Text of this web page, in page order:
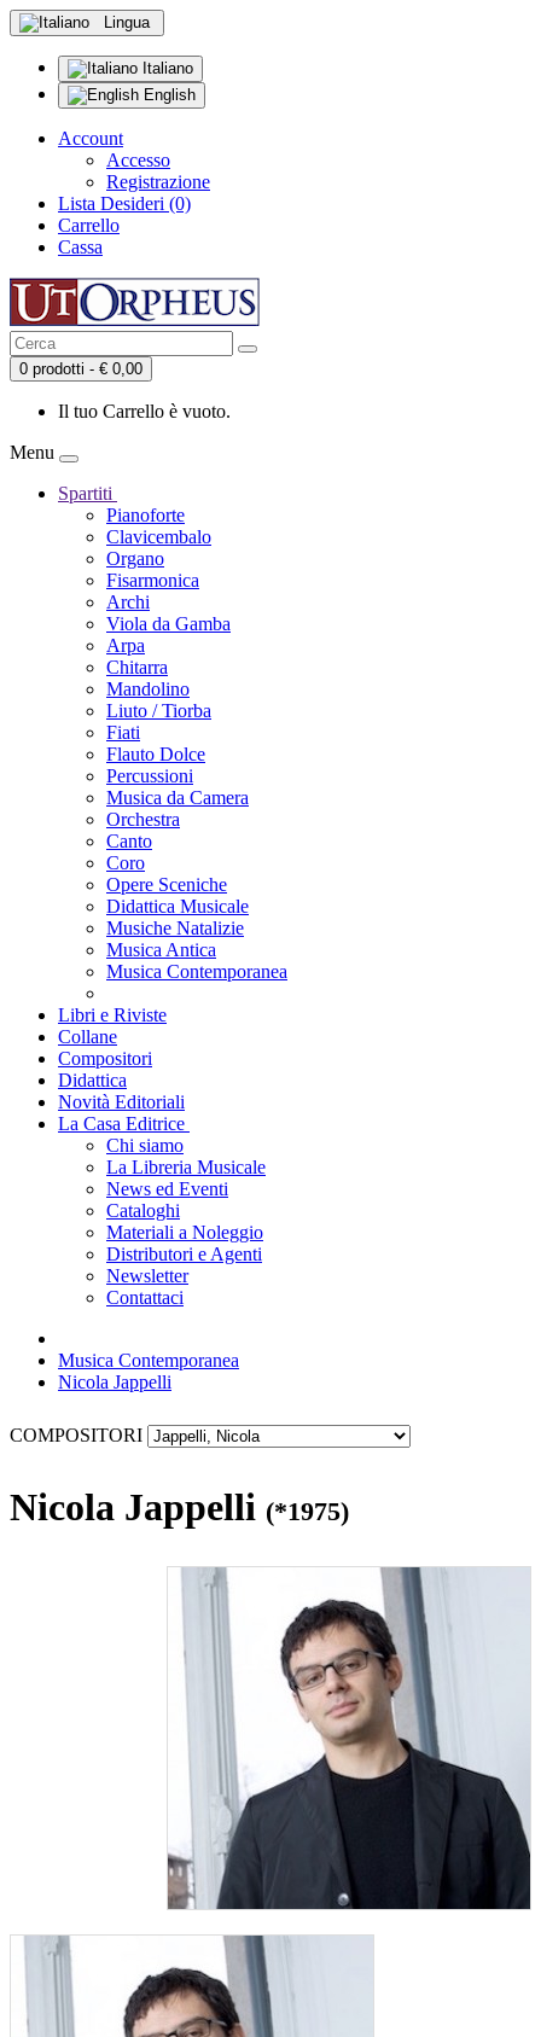
Lingua
Italiano
English
Account
Accesso
Registrazione
Lista Desideri (0)
Carrello
Cassa
0 prodotti - € 0,00
Il tuo Carrello è vuoto.
Menu
Spartiti
Pianoforte
Clavicembalo
Organo
Fisarmonica
Archi
Viola da Gamba
Arpa
Chitarra
Mandolino
Liuto / Tiorba
Fiati
Flauto Dolce
Percussioni
Musica da Camera
Orchestra
Canto
Coro
Opere Sceniche
Didattica Musicale
Musiche Natalizie
Musica Antica
Musica Contemporanea
Libri e Riviste
Collane
Compositori
Didattica
Novità Editoriali
La Casa Editrice
Chi siamo
La Libreria Musicale
News ed Eventi
Cataloghi
Materiali a Noleggio
Distributori e Agenti
Newsletter
Contattaci
Musica Contemporanea
Nicola Jappelli
COMPOSITORI
Nicola Jappelli (*1975)